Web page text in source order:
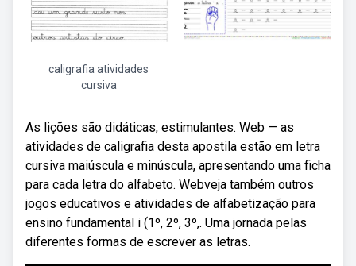
caligrafia atividades
cursiva
As lições são didáticas, estimulantes. Web — as
atividades de caligrafia desta apostila estão em letra
cursiva maiúscula e minúscula, apresentando uma ficha
para cada letra do alfabeto. Webveja também outros
jogos educativos e atividades de alfabetização para
ensino fundamental i (1º, 2º, 3º,. Uma jornada pelas
diferentes formas de escrever as letras.